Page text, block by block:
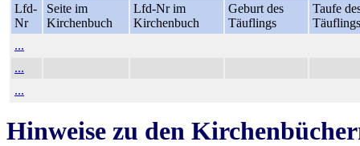
Lfd-
Nr
Seite im
Kirchenbuch
Lfd-Nr im
Kirchenbuch
Geburt des
Täuflings
Taufe
Täuflings
...
...
...
Hinweise zu den